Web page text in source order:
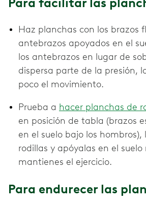
Haz planchas con los brazos
antebrazos apoyados en el
los antebrazos en lugar de
dispersa parte de la presión,
poco el movimiento.
Prueba a hacer planchas de
en posición de tabla (brazos
en el suelo bajo los hombros),
rodillas y apóyalas en el
mantienes el ejercicio.
Para endurecer las